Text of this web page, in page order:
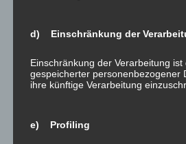
Tagen!
Ein Gedanke zu „Ohne
d) Einschränkung der
Einschränkung der Verarbeitung ist
gespeicherter personenbezogener
ihre künftige Verarbeitung
e) Profiling